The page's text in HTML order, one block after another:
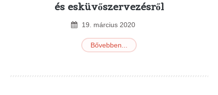
és esküvőszervezésről
19 március 2020
Bővebben...